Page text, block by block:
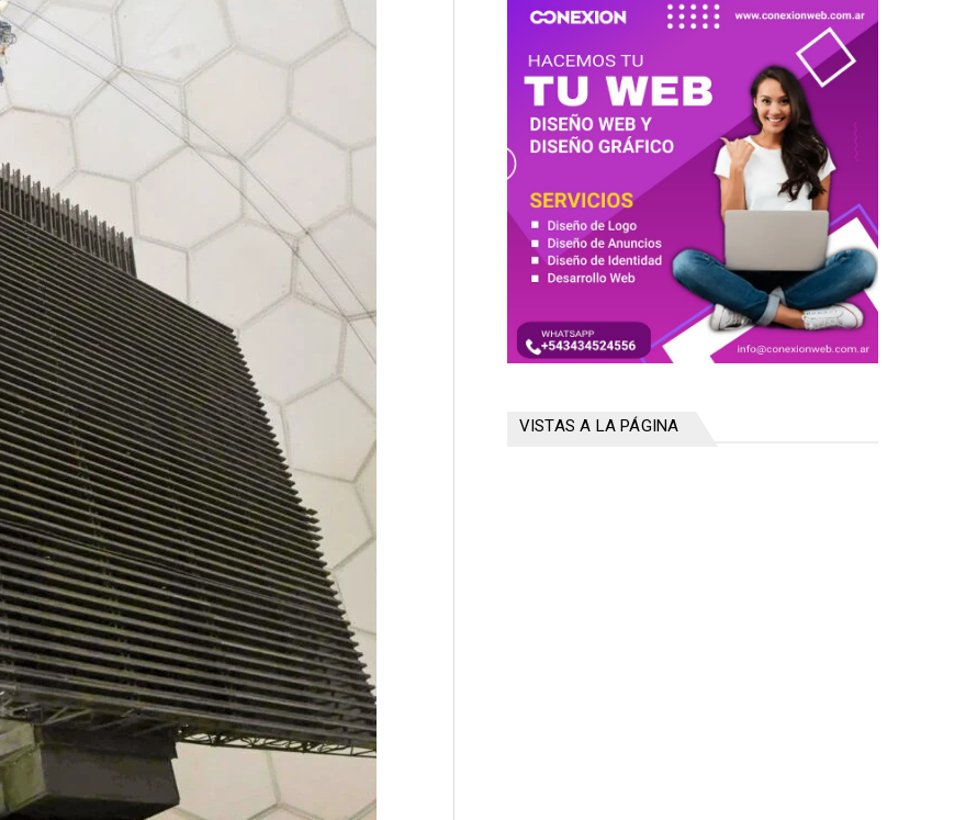
VISTAS A LA PÁGINA